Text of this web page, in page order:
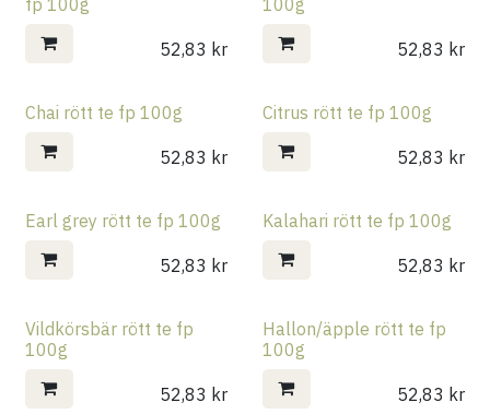
52,83 kr 52,83 kr
Chai rött te fp 100g
52,83 kr
Citrus rött te fp 100g
52,83 kr
Earl grey rött te fp 100g
52,83 kr
Kalahari rött te fp 100g
52,83 kr
Vildkörsbär rött te fp
100g
52,83 kr
Hallon/äpple rött te fp
100g
52,83 kr